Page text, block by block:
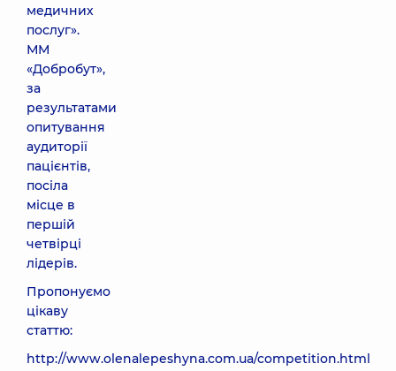
медичних
послуг».
ММ
«Добробут»,
за
результатами
опитування
аудиторії
пацієнтів,
посіла
місце в
першій
четвірці
лідерів.
Пропонуємо
цікаву
статтю:
http://www.olenalepeshyna.com.ua/competition.html